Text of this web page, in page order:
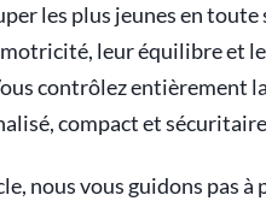
les plus jeunes en
leur équilibre et
contrôlez
compact et
nous vous guidons pas